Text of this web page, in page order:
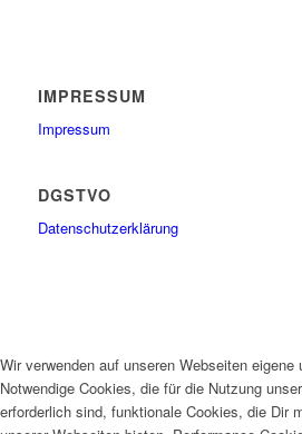
IMPRESSUM
Impressum
DGSTVO
Datenschutzerklärung
Wir verwenden auf unseren Webseiten eigene
Notwendige Cookies, die für die Nutzung
erforderlich sind, funktionale Cookies, die Dir